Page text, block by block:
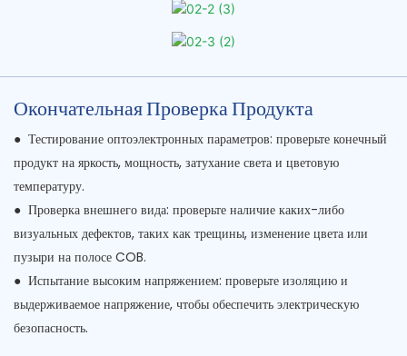
Окончательная Проверка Продукта
● Тестирование оптоэлектронных параметров: проверьте конечный
продукт на яркость, мощность, затухание света и цветовую
температуру.
● Проверка внешнего вида: проверьте наличие каких-либо
визуальных дефектов, таких как трещины, изменение цвета или
пузыри на полосе COB.
● Испытание высоким напряжением: проверьте изоляцию и
выдерживаемое напряжение, чтобы обеспечить электрическую
безопасность.